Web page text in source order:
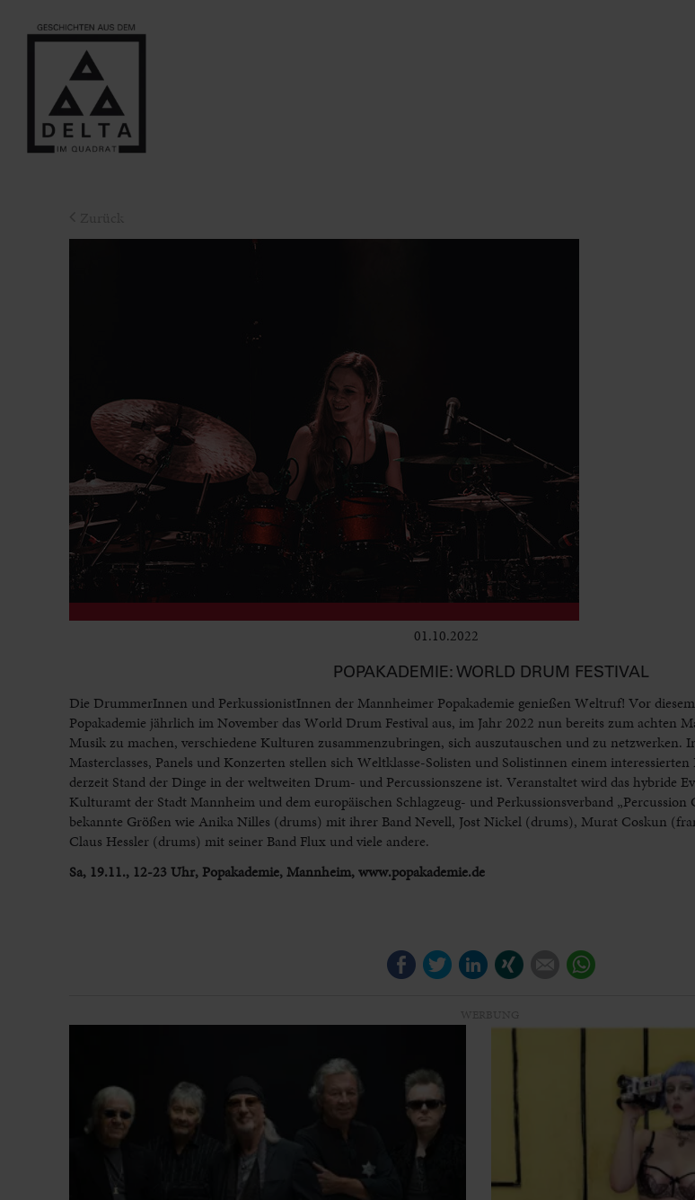
01.10.2022
POPAKADEMIE: WORLD DRUM FESTIVAL
Die DrummerInnen und PerkussionistInnen der Mannheimer Popakademie genießen Weltruf! Vor
Popakademie jährlich im November das World Drum Festival aus, im Jahr 2022 nun bereits zum achten
Musik zu machen, verschiedene Kulturen zusammenzubringen, sich auszutauschen und zu netzwerken.
Masterclasses, Panels und Konzerten stellen sich Weltklasse-Solisten und Solistinnen einem
derzeit Stand der Dinge in der weltweiten Drum- und Percussionszene ist. Veranstaltet wird das hybride
Kulturamt der Stadt Mannheim und dem europäischen Schlagzeug- und Perkussionsverband
bekannte Größen wie Anika Nilles (drums) mit ihrer Band Nevell, Jost Nickel (drums), Murat Coskun
Claus Hessler (drums) mit seiner Band Flux und viele andere.
Sa, 19.11., 12-23 Uhr, Popakademie, Mannheim, www.popakademie.de
FacebookTwitterLinkedIn E-mail